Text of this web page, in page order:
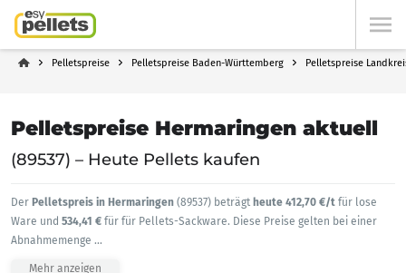
Pelletspreise Pelletspreise Baden-Württemberg Pelletspreise
Pelletspreise Hermaringen aktuell
(89537) – Heute Pellets kaufen
Der Pelletspreis in Hermaringen (89537) beträgt heute 412,70 €/t für lose
Ware und 534,41 € für für Pellets-Sackware. Diese Preise gelten bei einer
Abnahmemenge ...
Mehr anzeigen